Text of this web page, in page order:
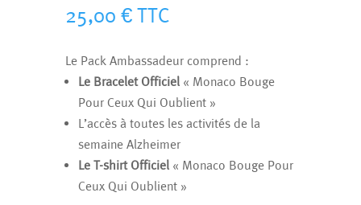
25,00 € TTC
Le Pack Ambassadeur comprend :
Le Bracelet Officiel« Monaco Bouge
Pour Ceux Qui Oublient »
L’accès à toutes les activités de la
semaine Alzheimer
Le T-shirt Officiel« Monaco Bouge Pour
Ceux Qui Oublient »